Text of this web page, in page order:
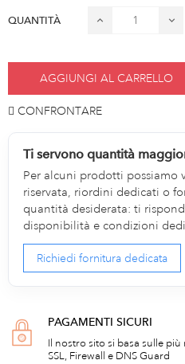
QUANTITÀ
AGGIUNGI AL CARRELLO
CONFRONTARE
Ti servono quantità
Per alcuni prodotti possiamo
riservata, riordini dedicati o
quantità desiderata: ti
disponibilità e condizioni
Richiedi fornitura dedicata
PAGAMENTI SICURI
Il nostro sito si basa sulle
SSL, Firewall e DNS Guard